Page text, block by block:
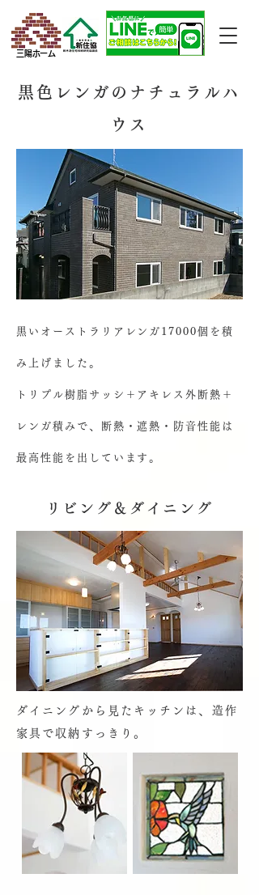
三陽ホーム
黒色レンガのナチュラルハ
ウス
黒いオーストラリアレンガ17000個を積
み上げました。
トリプル樹脂サッシ＋アキレス外断熱＋
レンガ積みで、断熱・遮熱・防音性能は
最高性能を出しています。
リビング＆ダイニング
ダイニングから見たキッチンは、造作
家具で収納すっきり。